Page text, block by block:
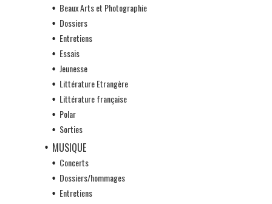
Beaux Arts et Photographie
Dossiers
Entretiens
Essais
Jeunesse
Littérature Etrangère
Littérature française
Polar
Sorties
MUSIQUE
Concerts
Dossiers/hommages
Entretiens